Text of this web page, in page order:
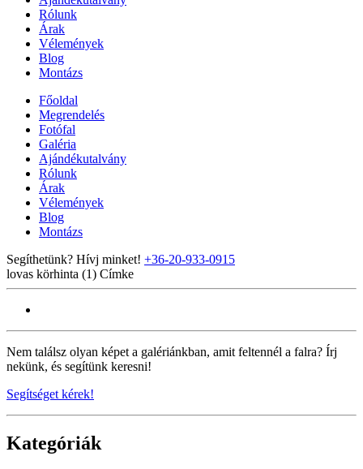
Rólunk
Árak
Vélemények
Blog
Montázs
Főoldal
Megrendelés
Fotófal
Galéria
Ajándékutalvány
Rólunk
Árak
Vélemények
Blog
Montázs
Segíthetünk? Hívj minket! +36-20-933-0915
lovas körhinta (1) Címke
Nem találsz olyan képet a galériánkban, amit feltennél a falra? Írj
nekünk, és segítünk keresni!
Segítséget kérek!
Kategóriák